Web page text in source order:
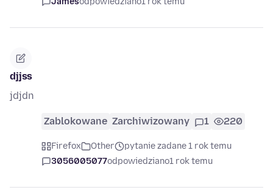
djjss
jdjdn
Zablokowane Zarchiwizowany 1 220
Firefox Other
pytanie zadane 1 rok temu
3056005077odpowiedziano1 rok temu